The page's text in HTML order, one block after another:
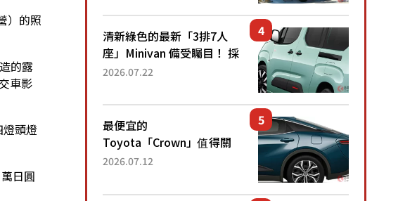
）的照
的露
車影
燈頭燈
日圓
為何能迅速熱賣？
清新綠色的最新「3排7人
座」Minivan 備受矚目！ 採
用全長4.7公尺剛剛好的車
還推出467萬元日圓起的5
人座版...
2026.07.22
最便宜的
Toyota「Crown」值得關
注！ 搭載4WD、每公升
眼！ 配備豐富、超越售價
2026.07.12